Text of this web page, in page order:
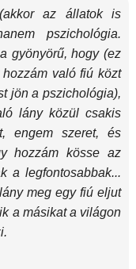
az állatok is
pszichológia.
gyönyörű, hogy (ez
való fiú közt
jön a pszichológia),
lány közül csakis
engem szeret, és
hozzám kösse az
a legfontosabbak...
meg egy fiú eljut
a másikat a világon